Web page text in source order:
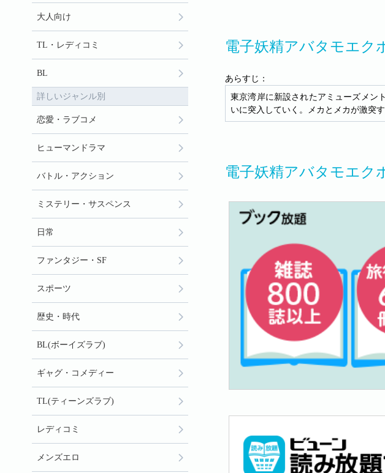
電子妖精アバタモエク
あらすじ：
東京湾岸に新設されたアミューズメン
いに突入していく。メカとメカが激突
電子妖精アバタモエク
大人向け
TL・レディコミ
BL
詳しいジャンル別
恋愛・ラブコメ
ヒューマンドラマ
バトル・アクション
ミステリー・サスペンス
日常
ファンタジー・SF
スポーツ
歴史・時代
BL(ボーイズラブ)
ギャグ・コメディー
TL(ティーンズラブ)
レディコミ
メンズエロ